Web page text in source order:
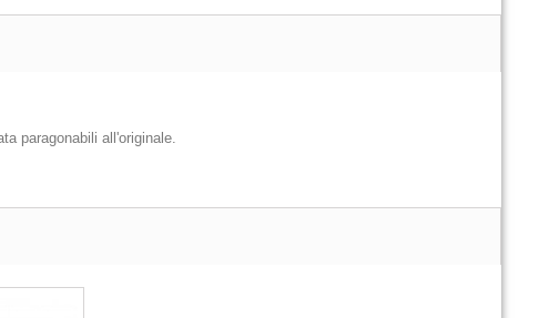
paragonabili all'originale.